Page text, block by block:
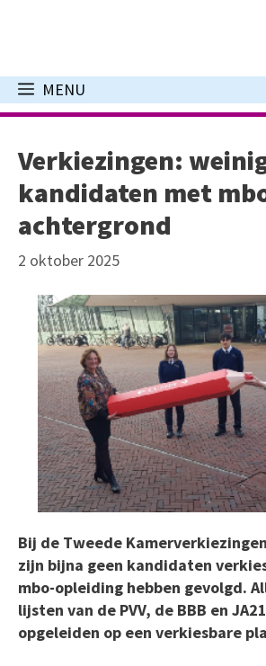
inhoud
MENU
Verkiezingen:
kandidaten met
achtergrond
2 oktober 2025
Bij de Tweede
zijn bijna geen kandidaten
mbo-opleiding hebben gevolgd.
lijsten van de PVV, de BBB en
opgeleiden op een verkiesbare